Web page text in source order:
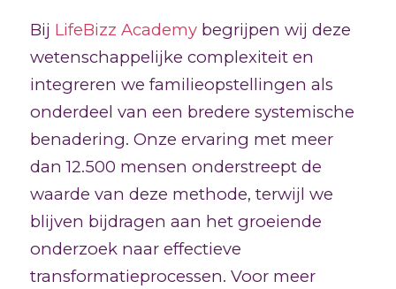
Bij LifeBizz Academybegrijpen wij deze
wetenschappelijke complexiteit en
integreren we familieopstellingen als
onderdeel van een bredere systemische
benadering. Onze ervaring met meer
dan 12.500 mensen onderstreept de
waarde van deze methode, terwijl we
blijven bijdragen aan het groeiende
onderzoek naar effectieve
transformatieprocessen. Voor meer